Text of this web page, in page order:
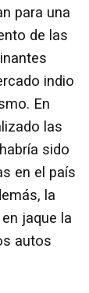
para una
de las
indio
En
las
sido
en el país
la
jaque la
autos